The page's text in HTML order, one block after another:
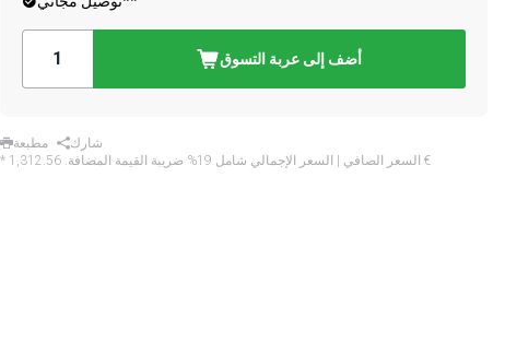
أضف إلى عربة التسوق
مطبعة
شارك
* السعر الصافي | السعر الإجمالي شامل 19% ضريبة القيمة المضافة: ‏1,312.56 €